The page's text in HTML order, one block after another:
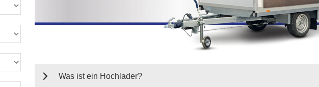
Was ist ein Hochlader?